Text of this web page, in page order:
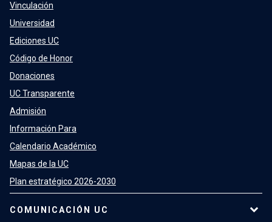
Vinculación
Universidad
Ediciones UC
Código de Honor
Donaciones
UC Transparente
Admisión
Información Para
Calendario Académico
Mapas de la UC
Plan estratégico 2026-2030
COMUNICACIÓN UC